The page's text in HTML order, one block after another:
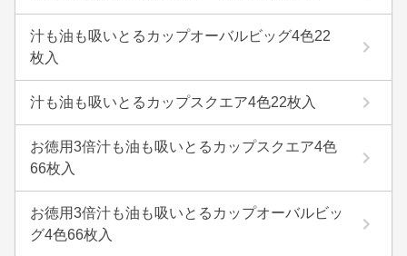
汁も油も吸いとるカップオーバルビッグ4色22
枚入
汁も油も吸いとるカップスクエア4色22枚入
お徳用3倍汁も油も吸いとるカップスクエア4色
66枚入
お徳用3倍汁も油も吸いとるカップオーバルビッ
グ4色66枚入